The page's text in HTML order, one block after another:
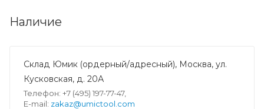
Наличие
Склад Юмик (ордерный/адресный), Москва, ул.
Кусковская, д. 20А
Телефон: +7 (495) 197-77-47,
E-mail: zakaz@umictool.com